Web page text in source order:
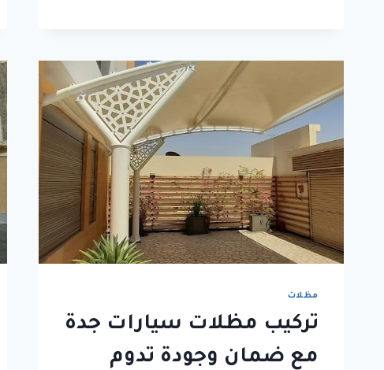
سيارات
مودرن
مظلات
تركيب مظلات سيارات جدة
مع ضمان وجودة تدوم